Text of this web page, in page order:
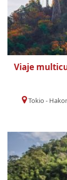
Viaje
Tokio -